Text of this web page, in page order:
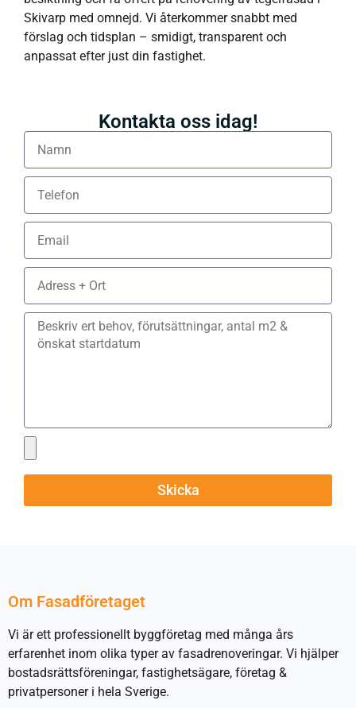
Skivarp med omnejd. Vi återkommer snabbt med
förslag och tidsplan – smidigt, transparent och
anpassat efter just din fastighet.
Kontakta oss idag!
Skicka
Om Fasadföretaget
Vi är ett professionellt byggföretag med många års
erfarenhet inom olika typer av fasadrenoveringar. Vi hjälper
bostadsrättsföreningar, fastighetsägare, företag &
privatpersoner i hela Sverige.